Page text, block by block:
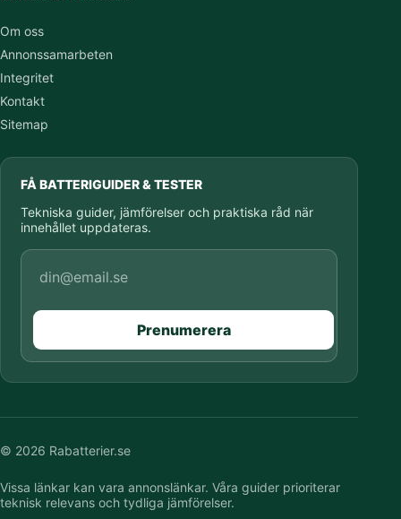
Om oss
Annonssamarbeten
Integritet
Kontakt
Sitemap
FÅ BATTERIGUIDER & TESTER
Tekniska guider, jämförelser och praktiska råd när
innehållet uppdateras.
E-postadress
Prenumerera
© 2026 Rabatterier.se
Vissa länkar kan vara annonslänkar. Våra guider prioriterar
teknisk relevans och tydliga jämförelser.